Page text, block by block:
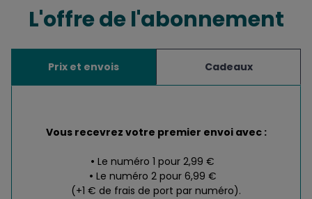
L'offre de l'abonnement
Prix et envois Cadeaux
Vous recevrez votre premier envoi avec :
Le numéro 1 pour 2,99 €
Le numéro 2 pour 6,99 €
(+1 € de frais de port par numéro).